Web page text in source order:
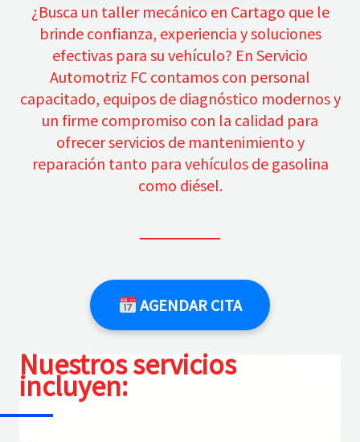
¿Busca un taller mecánico en Cartago que le
brinde confianza, experiencia y soluciones
efectivas para su vehículo? En Servicio
Automotriz FC contamos con personal
capacitado, equipos de diagnóstico modernos y
un firme compromiso con la calidad para
ofrecer servicios de mantenimiento y
reparación tanto para vehículos de gasolina
como diésel.
AGENDAR CITA
Nuestros servicios
incluyen: